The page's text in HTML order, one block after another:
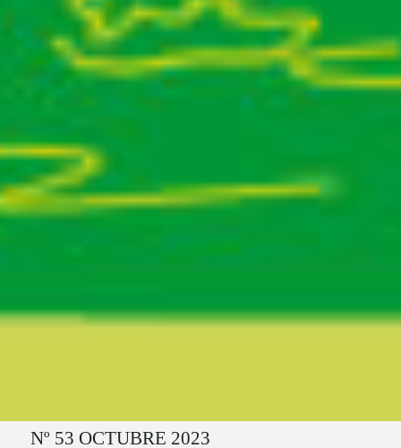
Ruta del sitio
Nº 53 OCTUBRE 2023